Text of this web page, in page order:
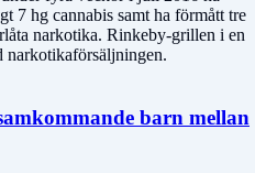
7 hg cannabis samt ha förmått tre
narkotika. Rinkeby-grillen i en
narkotikaförsäljningen.
barn mellan